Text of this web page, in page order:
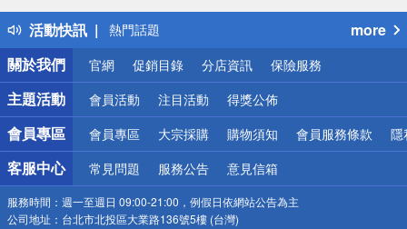
活動快訊
得獎公告
熱門話題
銀行優惠
偏遠地區配送
詐騙網頁！請小心！
more
關於我們
官網 促銷目錄 分店資訊 保險服務
主題活動 會員活動 注目活動 得獎公佈
會員專區 會員專區 大宗採購 購物須知 會員服務條款 隱
客服中心 常見問題 服務公告 意見信箱
服務時間： 週一至週日 09:00-21:00，例假日依網站公告為主
公司地址： 台北市北投區大業路136號5樓 (台灣)